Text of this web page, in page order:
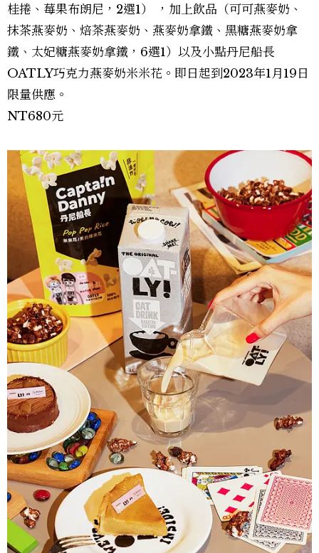
桂捲、莓果布朗尼，2選1） ，加上飲品（可可燕麥奶、
抹茶燕麥奶、焙茶燕麥奶、燕麥奶拿鐵、黑糖燕麥奶拿
鐵、太妃糖燕麥奶拿鐵，6選1）以及小點丹尼船長
OATLY巧克力燕麥奶米米花。即日起到2023年1月19日
限量供應。
NT680元